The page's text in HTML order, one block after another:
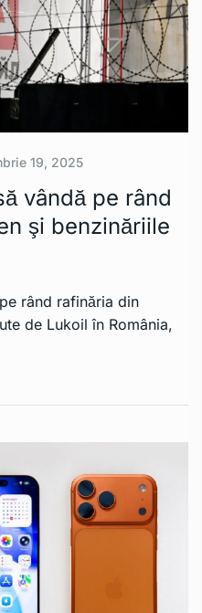
19, 2025
vândă pe rând
şi benzinăriile
rând rafinăria din
de Lukoil în România,